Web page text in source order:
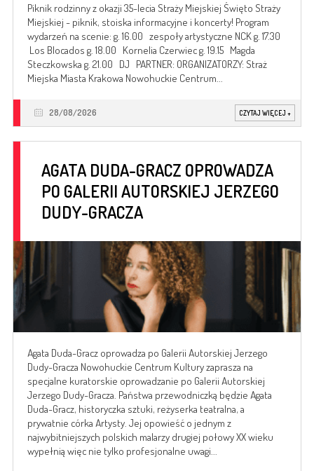
Piknik rodzinny z okazji 35-lecia Straży Miejskiej Święto Straży
Miejskiej - piknik, stoiska informacyjne i koncerty! Program
wydarzeń na scenie: g. 16.00 zespoły artystyczne NCK g. 17.30
Los Blocados g. 18.00 Kornelia Czerwiec g. 19.15 Magda
Steczkowska g. 21.00 DJ PARTNER: ORGANIZATORZY: Straż
Miejska Miasta Krakowa Nowohuckie Centrum...
28/08/2026 CZYTAJ WIĘCEJ +
AGATA DUDA-GRACZ OPROWADZA
PO GALERII AUTORSKIEJ JERZEGO
DUDY-GRACZA
Agata Duda-Gracz oprowadza po Galerii Autorskiej Jerzego
Dudy-Gracza Nowohuckie Centrum Kultury zaprasza na
specjalne kuratorskie oprowadzanie po Galerii Autorskiej
Jerzego Dudy-Gracza. Państwa przewodniczką będzie Agata
Duda-Gracz, historyczka sztuki, reżyserka teatralna, a
prywatnie córka Artysty. Jej opowieść o jednym z
najwybitniejszych polskich malarzy drugiej połowy XX wieku
wypełnią więc nie tylko profesjonalne uwagi...